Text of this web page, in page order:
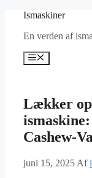
indhold
Ismaskiner
En verden af
Menu
Lækker
Cashew-
juni 15, 2025 Af